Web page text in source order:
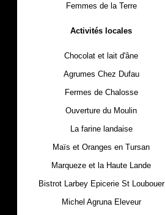
Femmes de la Terre
Activités locales
Chocolat et lait d'âne
Agrumes Chez Dufau
Fermes de Chalosse
Ouverture du Moulin
La farine landaise
Maïs et Oranges en Tursan
Marqueze et la Haute Lande
Bistrot Larbey Epicerie St Loubouer
Michel Agruna Eleveur